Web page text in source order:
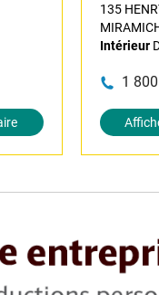
135
Intérieur
1